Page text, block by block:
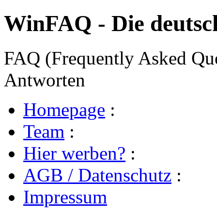
WinFAQ - Die
FAQ (Frequently Asked
Antworten
Homepage :
Team :
Hier werben? :
AGB / Datenschutz :
Impressum